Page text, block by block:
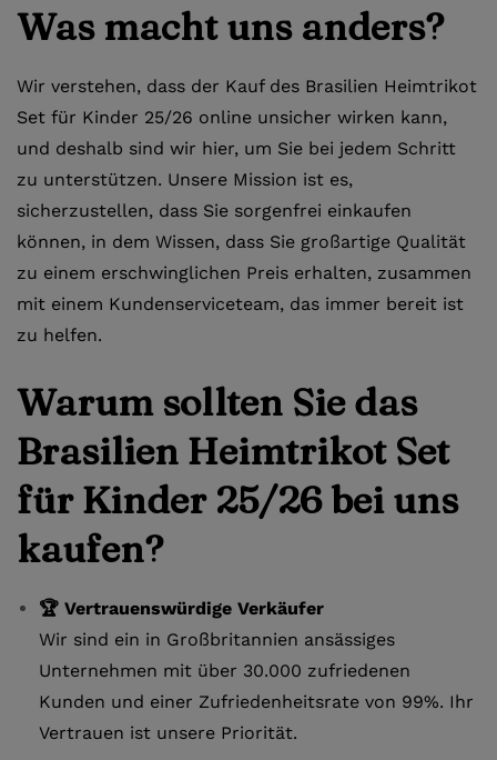
Was macht uns anders?
Wir verstehen, dass der Kauf des Brasilien Heimtrikot
Set für Kinder 25/26 online unsicher wirken kann,
und deshalb sind wir hier, um Sie bei jedem Schritt
zu unterstützen. Unsere Mission ist es,
sicherzustellen, dass Sie sorgenfrei einkaufen
können, in dem Wissen, dass Sie großartige Qualität
zu einem erschwinglichen Preis erhalten, zusammen
mit einem Kundenserviceteam, das immer bereit ist
zu helfen.
Warum sollten Sie das
Brasilien Heimtrikot Set
für Kinder 25/26 bei uns
kaufen?
🏆 Vertrauenswürdige Verkäufer
Wir sind ein in Großbritannien ansässiges
Unternehmen mit über 30.000 zufriedenen
Kunden und einer Zufriedenheitsrate von 99%. Ihr
Vertrauen ist unsere Priorität.